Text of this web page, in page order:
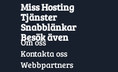
Miss Hosting
Tjänster
Snabblänkar
Besök även
Om oss
Kontakta oss
Webbpartners